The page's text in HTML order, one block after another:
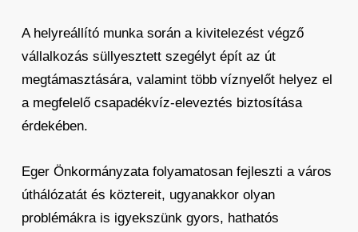
A helyreállító munka során a kivitelezést végző
vállalkozás süllyesztett szegélyt épít az út
megtámasztására, valamint több víznyelőt helyez el
a megfelelő csapadékvíz-eleveztés biztosítása
érdekében.
Eger Önkormányzata folyamatosan fejleszti a város
úthálózatát és köztereit, ugyanakkor olyan
problémákra is igyekszünk gyors, hathatós